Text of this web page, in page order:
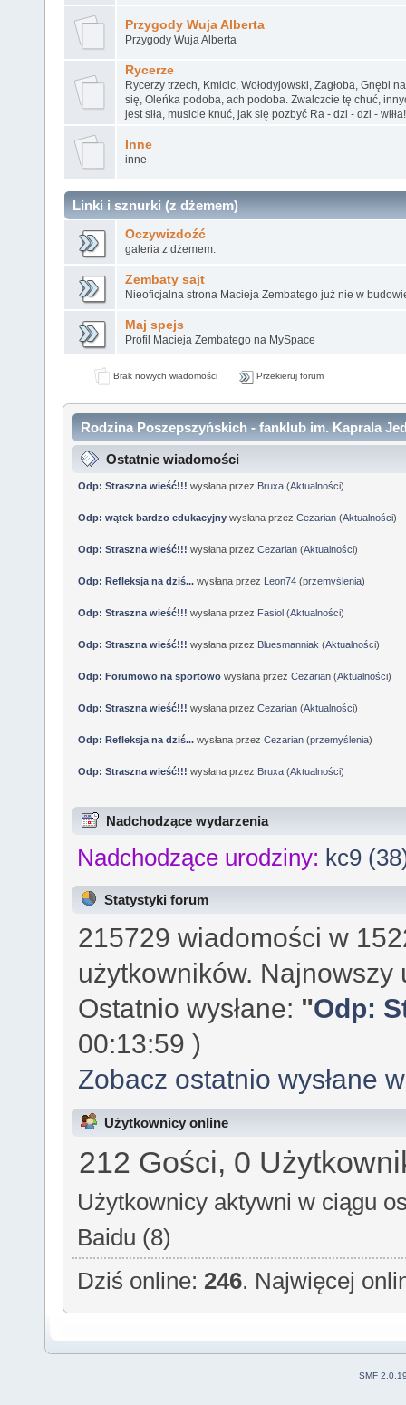
Przygody Wuja Alberta
Przygody Wuja Alberta
Rycerze
Rycerzy trzech, Kmicic, Wołodyjowski, Zagłoba, Gnębi
się, Oleńka podoba, ach podoba. Zwalczcie tę chuć,
jest siła, musicie knuć, jak się pozbyć Ra - dzi - dzi - wiłła!
Inne
inne
Linki i sznurki (z dżemem)
Oczywizdoźć
galeria z dżemem.
Zembaty sajt
Nieoficjalna strona Macieja Zembatego już nie w
Maj spejs
Profil Macieja Zembatego na MySpace
Brak nowych wiadomości Przekieruj forum
Rodzina Poszepszyńskich - fanklub im. Kaprala
Ostatnie wiadomości
Odp: Straszna wieść!!! wysłana przez Bruxa(Aktualności)
Odp: wątek bardzo edukacyjnywysłana przez Cezarian(Aktualności)
Odp: Straszna wieść!!! wysłana przez Cezarian(Aktualności)
Odp: Refleksja na dziś...wysłana przez Leon74(przemyślenia)
Odp: Straszna wieść!!! wysłana przez Fasiol(Aktualności)
Odp: Straszna wieść!!! wysłana przez Bluesmanniak (Aktualności)
Odp: Forumowo na sportowowysłana przez Cezarian(Aktualności)
Odp: Straszna wieść!!! wysłana przez Cezarian(Aktualności)
Odp: Refleksja na dziś...wysłana przez Cezarian(przemyślenia)
Odp: Straszna wieść!!! wysłana przez Bruxa(Aktualności)
Nadchodzące wydarzenia
Nadchodzące urodziny: kc9
Statystyki forum
215729 wiadomości w
użytkowników.
Ostatnio wysłane: "Odp:
00:13:59 )
Zobacz ostatnio wysłane
Użytkownicy online
212 Gości, 0
Użytkownicy aktywni w ciągu
Baidu (8)
Dziś online: 246. Najwięcej
SMF